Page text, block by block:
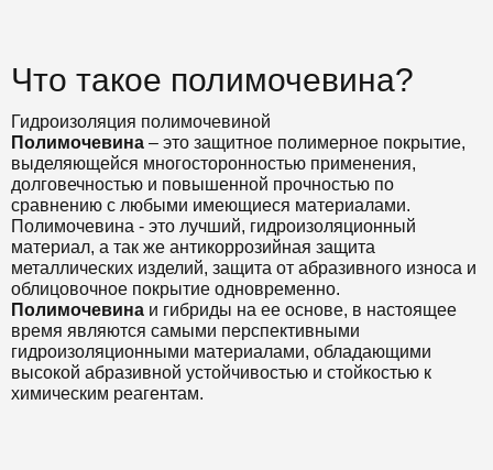
Что такое полимочевина?
Гидроизоляция полимочевиной
Полимочевина – это защитное полимерное покрытие,
выделяющейся многосторонностью применения,
долговечностью и повышенной прочностью по
сравнению с любыми имеющиеся материалами.
Полимочевина - это лучший, гидроизоляционный
материал, а так же антикоррозийная защита
металлических изделий, защита от абразивного износа и
облицовочное покрытие одновременно.
Полимочевина и гибриды на ее основе, в настоящее
время являются самыми перспективными
гидроизоляционными материалами, обладающими
высокой абразивной устойчивостью и стойкостью к
химическим реагентам.